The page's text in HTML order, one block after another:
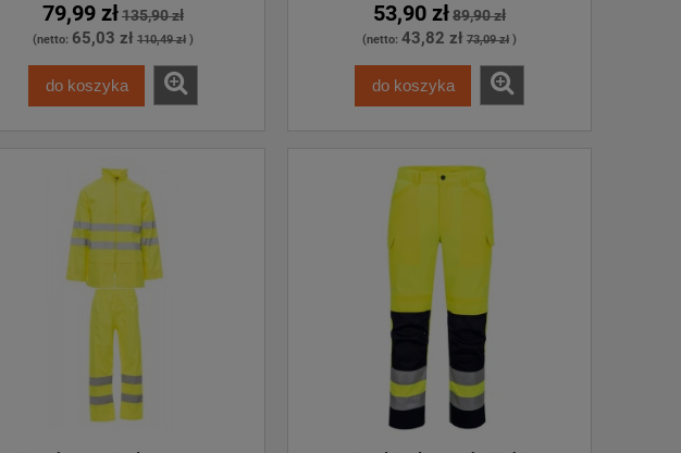
79,99 zł135,90 zł
(netto: 65,03 zł 110,49 zł )
do koszyka
53,90 zł89,90 zł
(netto: 43,82 zł 73,09 zł )
do koszyka